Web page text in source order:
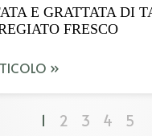
E GRATTATA DI
FRESCO
»
1 2 3 4 5